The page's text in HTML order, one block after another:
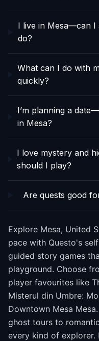
I live in Mesa—can I
do?
What can I do with
quickly?
I’m planning a
in Mesa?
I love mystery and
should I play?
Are quests good
Explore Mesa, United
pace with Questo's
guided story games
playground. Choose
player favourites like
Misterul din Umbre:
Downtown Mesa
ghost tours to
every kind of explorer.